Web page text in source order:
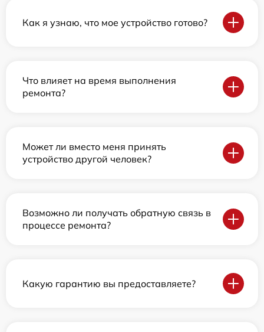
Как я узнаю, что мое устройство готово?
Что влияет на время выполнения
ремонта?
Может ли вместо меня принять
устройство другой человек?
Возможно ли получать обратную связь в
процессе ремонта?
Какую гарантию вы предоставляете?